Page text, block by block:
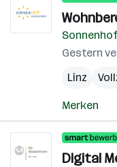
Gestern
Linz
Merken
Digital